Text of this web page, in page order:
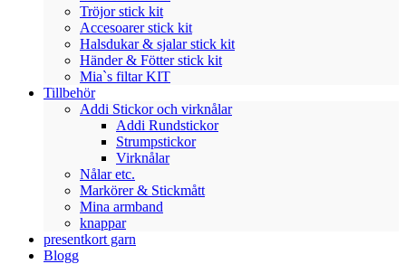
Tröjor stick kit
Accesoarer stick kit
Halsdukar & sjalar stick kit
Händer & Fötter stick kit
Mia`s filtar KIT
Tillbehör
Addi Stickor och virknålar
Addi Rundstickor
Strumpstickor
Virknålar
Nålar etc.
Markörer & Stickmått
Mina armband
knappar
presentkort garn
Blogg